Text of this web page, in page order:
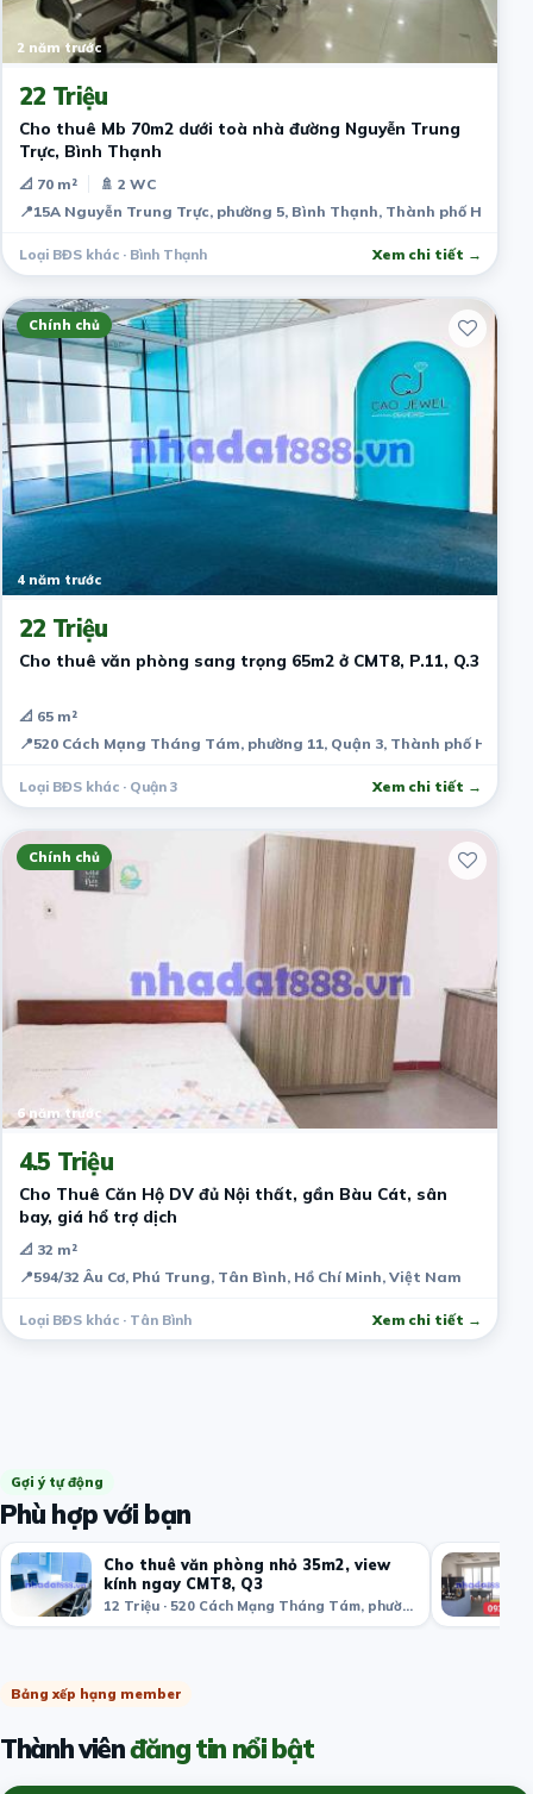
2 năm trước
22 Triệu
Cho thuê Mb 70m2 dưới toà nhà đường Nguyễn Trung
Trực, Bình Thạnh
📐 70 m²
🚿 2 WC
📍15A Nguyễn Trung Trực, phường 5, Bình Thạnh, Thành phố Hồ Chí
Loại BĐS khác · Bình Thạnh Xem chi tiết →
Chính chủ
4 năm trước
22 Triệu
Cho thuê văn phòng sang trọng 65m2 ở CMT8, P.11, Q.3
📐 65 m²
📍520 Cách Mạng Tháng Tám, phường 11, Quận 3, Thành phố Hồ Chí
Loại BĐS khác · Quận 3 Xem chi tiết →
Chính chủ
6 năm trước
4.5 Triệu
Cho Thuê Căn Hộ DV đủ Nội thất, gần Bàu Cát, sân
bay, giá hổ trợ dịch
📐 32 m²
📍594/32 Âu Cơ, Phú Trung, Tân Bình, Hồ Chí Minh, Việt Nam
Loại BĐS khác · Tân Bình Xem chi tiết →
Gợi ý tự động
Phù hợp với bạn
Cho thuê văn phòng nhỏ 35m2, view
kính ngay CMT8, Q3
12 Triệu · 520 Cách Mạng Tháng Tám, phường 11, Quận 3, Thành phố Hồ Chí Minh, Việt Nam
Bảng xếp hạng member
Thành viênđăng tin nổi bật